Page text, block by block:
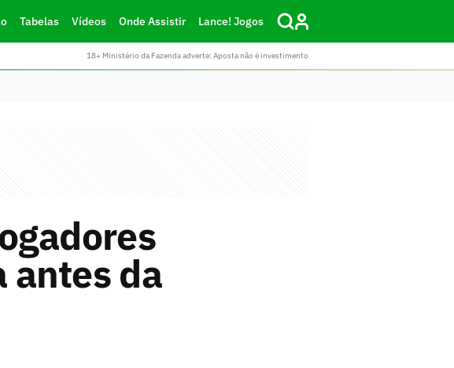
Tabelas Vídeos Onde Assistir Lance! Jogos
18+ Ministério da Fazenda adverte: Aposta não é investimento
antes da